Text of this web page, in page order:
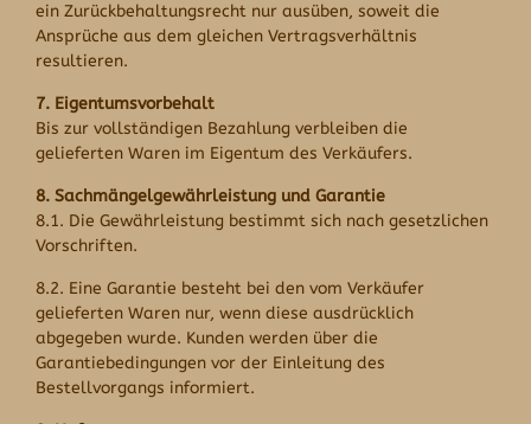
ein Zurückbehaltungsrecht nur ausüben, soweit die
Ansprüche aus dem gleichen Vertragsverhältnis
resultieren.
7. Eigentumsvorbehalt
Bis zur vollständigen Bezahlung verbleiben die
gelieferten Waren im Eigentum des Verkäufers.
8. Sachmängelgewährleistung und Garantie
8.1. Die Gewährleistung bestimmt sich nach gesetzlichen
Vorschriften.
8.2. Eine Garantie besteht bei den vom Verkäufer
gelieferten Waren nur, wenn diese ausdrücklich
abgegeben wurde. Kunden werden über die
Garantiebedingungen vor der Einleitung des
Bestellvorgangs informiert.